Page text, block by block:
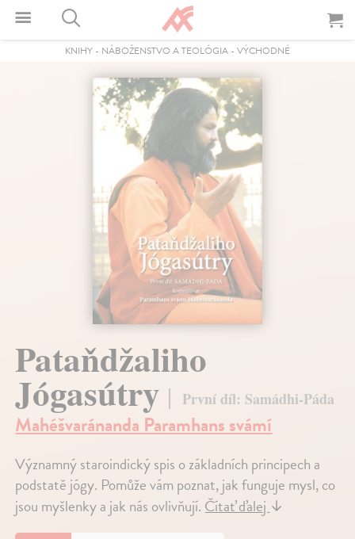
KNIHY - NÁBOŽENSTVO A TEOLÓGIA - VÝCHODNÉ
Pataňdžaliho
Jógasútry První díl: Samádhi-Páda
Mahéšvaránanda Paramhans svámí
Významný staroindický spis o základních principech a
podstatě jógy. Pomůže vám poznat, jak funguje mysl, co
jsou myšlenky a jak nás ovlivňují. Čítať ďalej ↓